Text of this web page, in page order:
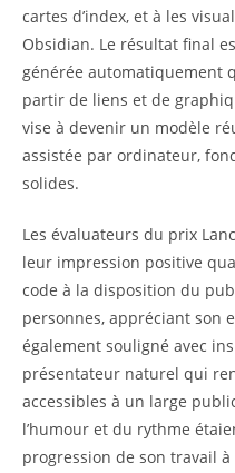
cartes d’index, et à les
Obsidian. Le résultat final
générée automatiquement
partir de liens et de
vise à devenir un modèle
assistée par ordinateur,
solides.
Les évaluateurs du prix
leur impression positive
code à la disposition du
personnes, appréciant son
également souligné avec
présentateur naturel qui
accessibles à un large
l’humour et du rythme
progression de son travail